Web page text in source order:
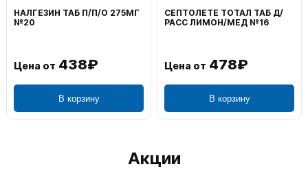
НАЛГЕЗИН ТАБ П/П/О 275МГ
№20
Цена от 438₽
В корзину
СЕПТОЛЕТЕ ТОТАЛ ТАБ Д/
РАСС ЛИМОН/МЕД №16
Цена от 478₽
В корзину
Акции